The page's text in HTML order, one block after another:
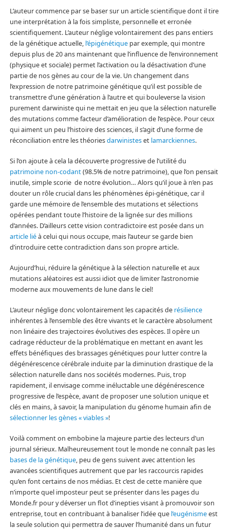
L’auteur commence par se baser sur un article scientifique dont il tire
une interprétation à la fois simpliste, personnelle et erronée
scientifiquement. L’auteur néglige volontairement des pans entiers
de la génétique actuelle, l’épigénétiquepar exemple, qui montre
depuis plus de 20 ans maintenant que l’influence de l’environnement
(physique et sociale) permet l’activation ou la désactivation d’une
partie de nos gènes au cour de la vie. Un changement dans
l’expression de notre patrimoine génétique qu’il est possible de
transmettre d’une génération à l’autre et qui bouleverse la vision
purement darwiniste qui ne mettait en jeu que la sélection naturelle
des mutations comme facteur d’amélioration de l’espèce. Pour ceux
qui aiment un peu l’histoire des sciences, il s’agit d’une forme de
réconciliation entre les théoriesdarwinistesetlamarckiennes.
Si l’on ajoute à cela la découverte progressive de l’utilité du
patrimoine non-codant(98.5% de notre patrimoine), que l’on pensait
inutile, simple scorie de notre évolution… Alors qu’il joue à n’en pas
douter un rôle crucial dans les phénomènes épi-génétique, car il
garde une mémoire de l’ensemble des mutations et sélections
opérées pendant toute l’histoire de la lignée sur des millions
d’années. D’ailleurs cette vision contradictoire est posée dans un
article liéà celui qui nous occupe, mais l’auteur se garde bien
d’introduire cette contradiction dans son propre article.
Aujourd’hui, réduire la génétique à la sélection naturelle et aux
mutations aléatoires est aussi idiot que de limiter l’astronomie
moderne aux mouvements de lune dans le ciel!
L’auteur néglige donc volontairement les capacités de résilience
inhérentes à l’ensemble des être vivants et le caractère absolument
non linéaire des trajectoires évolutives des espèces. Il opère un
cadrage réducteur de la problématique en mettant en avant les
effets bénéfiques des brassages génétiques pour lutter contre la
dégénérescence cérébrale induite par la diminution drastique de la
sélection naturelle dans nos sociétés modernes. Puis, trop
rapidement, il envisage comme inéluctable une dégénérescence
progressive de l’espèce, avant de proposer une solution unique et
clés en mains, à savoir, la manipulation du génome humain afin de
sélectionner les gènes « viables »!
Voilà comment on embobine la majeure partie des lecteurs d’un
journal sérieux. Malheureusement tout le monde ne connaît pas les
bases de la génétique, peu de gens suivent avec attention les
avancées scientifiques autrement que par les raccourcis rapides
qu’en font certains de nos médias. Et c’est de cette manière que
n’importe quel imposteur peut se présenter dans les pages du
Monde.fr pour y déverser un flot d’inepties visant à promouvoir son
entreprise, tout en contribuant à banaliser l’idée que l’eugénismeest
la seule solution qui permettra de sauver l’humanité dans un futur